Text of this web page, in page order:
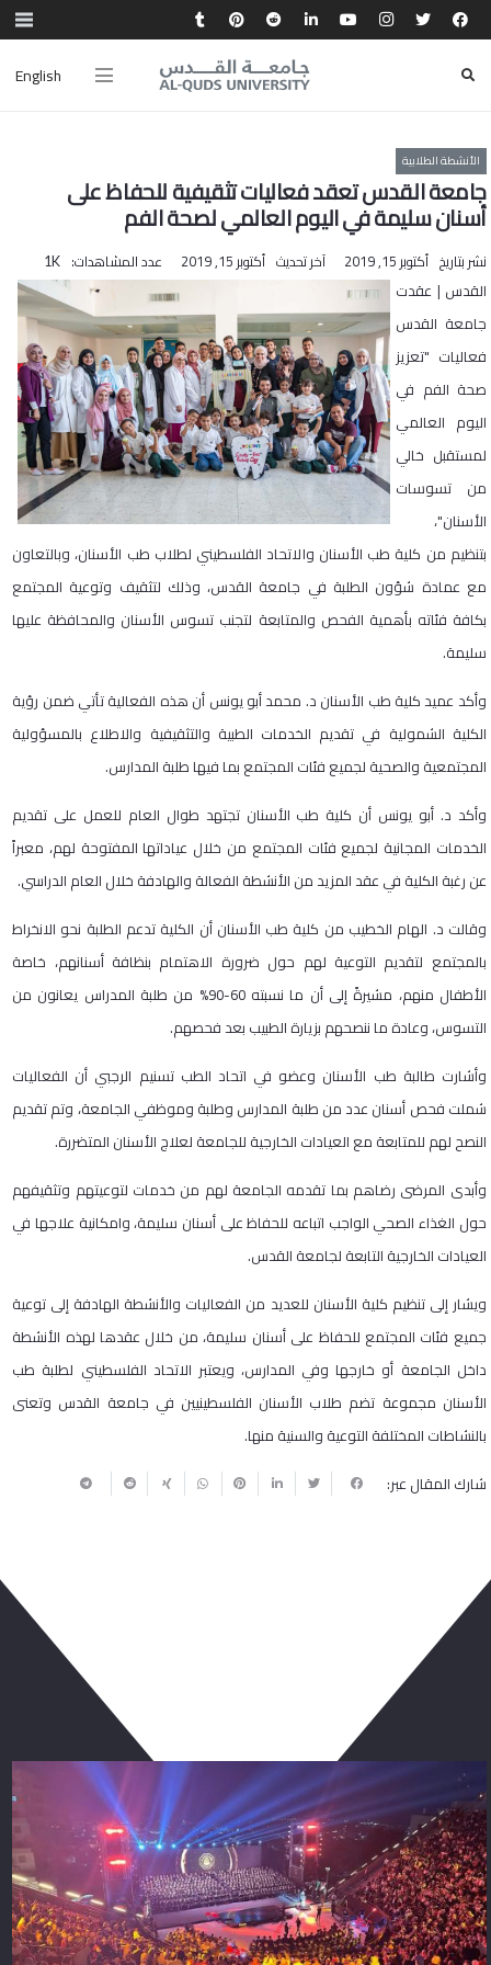
English
الأنشطة الطلابية
جامعة القدس تعقد فعاليات تثقيفية للحفاظ على
أسنان سليمة في اليوم العالمي لصحة الفم
نشر بتاريخ أكتوبر 15, 2019 آخر تحديث أكتوبر 15, 2019 عدد المشاهدات: 1K
القدس | عقدت
جامعة القدس
فعاليات "تعزيز
صحة الفم في
اليوم العالمي
لمستقبل خالي
من تسوسات
الأسنان"،
بتنظيم من كلية طب الأسنان والاتحاد الفلسطيني لطلاب طب الأسنان، وبالتعاون
مع عمادة شؤون الطلبة في جامعة القدس، وذلك لتثقيف وتوعية المجتمع
بكافة فئاته بأهمية الفحص والمتابعة لتجنب تسوس الأسنان والمحافظة عليها
سليمة.
وأكد عميد كلية طب الأسنان د. محمد أبو يونس أن هذه الفعالية تأتي ضمن رؤية
الكلية الشمولية في تقديم الخدمات الطبية والتثقيفية والاطلاع بالمسؤولية
المجتمعية والصحية لجميع فئات المجتمع بما فيها طلبة المدارس.
وأكد د. أبو يونس أن كلية طب الأسنان تجتهد طوال العام للعمل على تقديم
الخدمات المجانية لجميع فئات المجتمع من خلال عياداتها المفتوحة لهم، معبراً
عن رغبة الكلية في عقد المزيد من الأنشطة الفعالة والهادفة خلال العام الدراسي.
وقالت د. الهام الخطيب من كلية طب الأسنان أن الكلية تدعم الطلبة نحو الانخراط
بالمجتمع لتقديم التوعية لهم حول ضرورة الاهتمام بنظافة أسنانهم، خاصة
الأطفال منهم، مشيرةً إلى أن ما نسبته 60-90% من طلبة المدراس يعانون من
التسوس، وعادة ما ننصحهم بزيارة الطبيب بعد فحصهم.
وأشارت طالبة طب الأسنان وعضو في اتحاد الطب تسنيم الرجبي أن الفعاليات
شملت فحص أسنان عدد من طلبة المدارس وطلبة وموظفي الجامعة، وتم تقديم
النصح لهم للمتابعة مع العيادات الخارجية للجامعة لعلاج الأسنان المتضررة.
وأبدى المرضى رضاهم بما تقدمه الجامعة لهم من خدمات لتوعيتهم وتثقيفهم
حول الغذاء الصحي الواجب اتباعه للحفاظ على أسنان سليمة، وامكانية علاجها في
العيادات الخارجية التابعة لجامعة القدس.
ويشار إلى تنظيم كلية الأسنان للعديد من الفعاليات والأنشطة الهادفة إلى توعية
جميع فئات المجتمع للحفاظ على أسنان سليمة، من خلال عقدها لهذه الأنشطة
داخل الجامعة أو خارجها وفي المدارس، ويعتبر الاتحاد الفلسطيني لطلبة طب
الأسنان مجموعة تضم طلاب الأسنان الفلسطينيين في جامعة القدس وتعنى
بالنشاطات المختلفة التوعية والسنية منها.
شارك المقال عبر: